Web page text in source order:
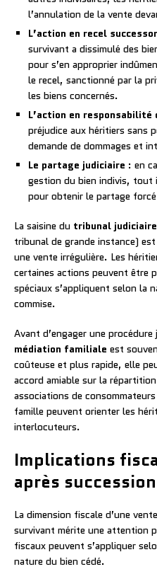
l’annulation de la vente
L’action en recel
survivant a dissimulé des
pour s’en approprier
le recel, sanctionné par la
les biens concernés.
L’action en responsabilité
préjudice aux héritiers sans
demande de dommages et
Le partage judiciaire : en
gestion du bien indivis, tout
pour obtenir le partage
La saisine du tribunal judiciaire
tribunal de grande instance)
une vente irrégulière. Les
certaines actions peuvent être
spéciaux s’appliquent selon la
commise.
Avant d’engager une
médiation familiale est
coûteuse et plus rapide, elle
accord amiable sur la
associations de
famille peuvent orienter les
interlocuteurs.
Implications
après succession
La dimension fiscale d’une
survivant mérite une attention
fiscaux peuvent s’appliquer
nature du bien cédé.